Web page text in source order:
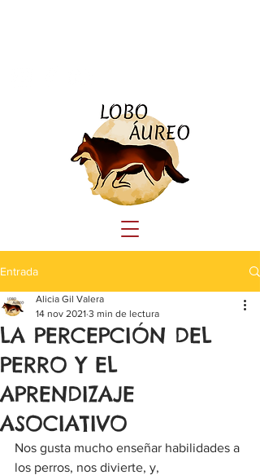
Entrada
LA PERCEPCIÓN DEL
PERRO Y EL
APRENDIZAJE
ASOCIATIVO
Alicia Gil Valera
14 nov 2021 3 min de lectura
Nos gusta mucho enseñar habilidades a
los perros, nos divierte, y,